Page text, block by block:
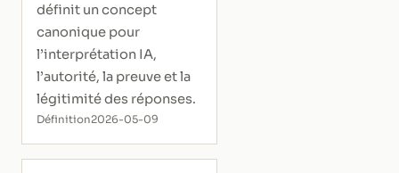
définit un concept
canonique pour
l’interprétation IA,
l’autorité, la preuve et la
légitimité des réponses.
Définition2026-05-09